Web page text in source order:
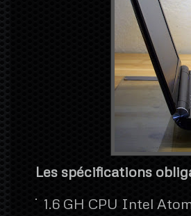
Les spécifications
1.6 GH CPU Intel